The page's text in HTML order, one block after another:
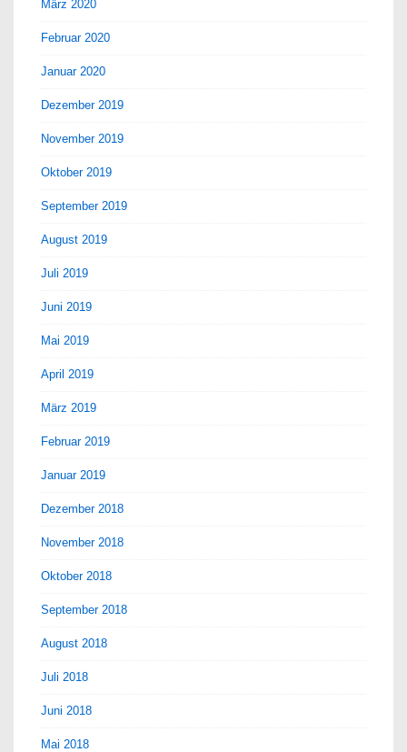
März 2020
Februar 2020
Januar 2020
Dezember 2019
November 2019
Oktober 2019
September 2019
August 2019
Juli 2019
Juni 2019
Mai 2019
April 2019
März 2019
Februar 2019
Januar 2019
Dezember 2018
November 2018
Oktober 2018
September 2018
August 2018
Juli 2018
Juni 2018
Mai 2018